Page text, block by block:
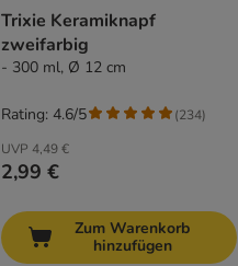
Trixie Keramiknapf
zweifarbig
- 300 ml, Ø 12 cm
UVP 4,49 €
2,99 €
Rating: 4.6/5 (234)
Zum Warenkorb
hinzufügen